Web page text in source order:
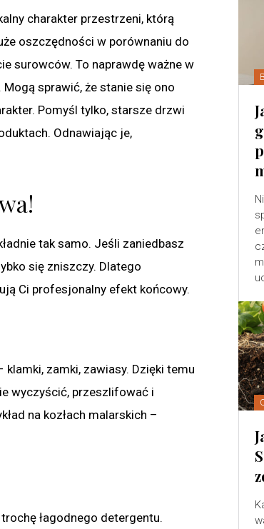
charakter przestrzeni, którą
oszczędności w porównaniu do
surowców. To naprawdę ważne w
sprawić, że stanie się ono
Pomyśl tylko, starsze drzwi
Odnawiając je,
tak samo. Jeśli zaniedbasz
się zniszczy. Dlatego
Ci profesjonalny efekt końcowy.
klamki, zamki, zawiasy. Dzięki temu
wyczyścić, przeszlifować i
na kozłach malarskich –
łagodnego detergentu.